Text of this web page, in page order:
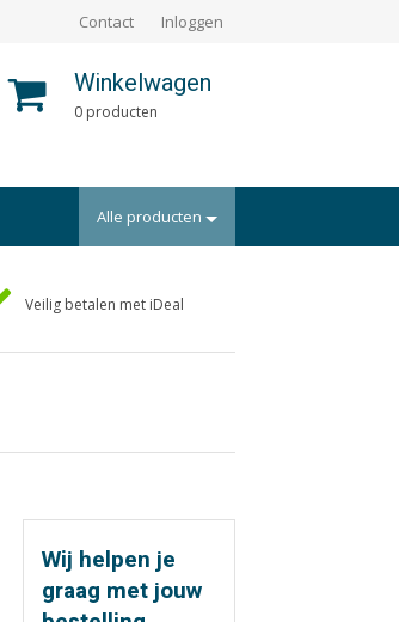
Contact Inloggen
Winkelwagen
0 producten
Alle producten
Programmaboekjes
Verhuiskaarten
Verjaardagskaarten
Veilig betalen met iDeal
Wij helpen je
graag met jouw